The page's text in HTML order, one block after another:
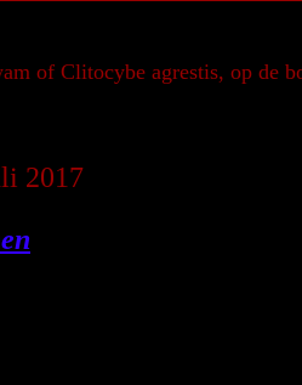
of Clitocybe agrestis, op de
2017